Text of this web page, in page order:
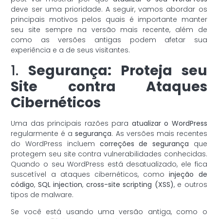
deve ser uma prioridade. A seguir, vamos abordar os
principais motivos pelos quais é importante manter
seu site sempre na versão mais recente, além de
como as versões antigas podem afetar sua
experiência e a de seus visitantes.
1. Segurança: Proteja seu
Site contra Ataques
Cibernéticos
Uma das principais razões para atualizar o WordPress
regularmente é asegurança. As versões mais recentes
do WordPress incluem correções de segurança que
protegem seu site contra vulnerabilidades conhecidas.
Quando o seu WordPress está desatualizado, ele fica
suscetível a ataques cibernéticos, comoinjeção de
código, SQL injection, cross-site scripting (XSS), e outros
tipos de malware.
Se você está usando uma versão antiga, como o